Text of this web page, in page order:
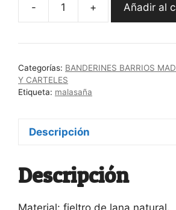
-
Banderín
negro
+ Añadir al
Categorías: BANDERINES BARRIOS
Y CARTELES
Etiqueta: malasaña
Descripción
Descripción
Material: fieltro de lana natural.